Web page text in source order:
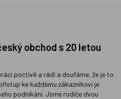
obchod s 20 letou
poctivě a rádi a doufáme, že je to
ke každému zákazníkovi je
podnikání. Jsme rodiče dvou